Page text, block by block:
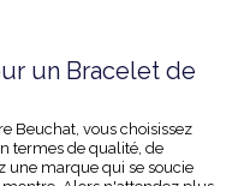
un Bracelet de
Beuchat, vous choisissez
termes de qualité, de
une marque qui se soucie